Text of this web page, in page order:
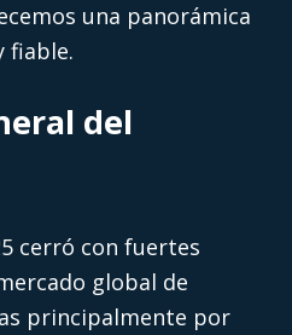
una panorámica
fiable.
del
cerró con fuertes
global de
principalmente por